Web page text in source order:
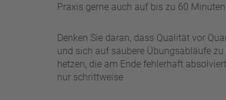
Praxis gerne auch auf bis zu 60 Minuten
Denken Sie daran, dass Qualität vor
und sich auf saubere Übungsabläufe
hetzen, die am Ende fehlerhaft
nur schrittweise.